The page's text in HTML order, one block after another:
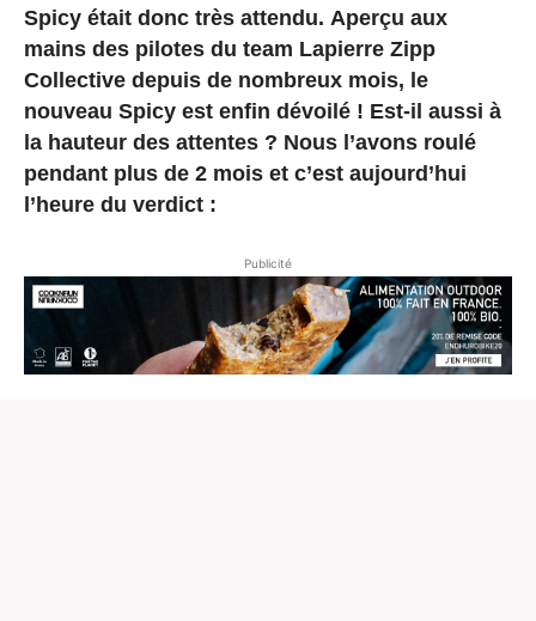
Spicy était donc très attendu. Aperçu aux
mains des pilotes du team Lapierre Zipp
Collective depuis de nombreux mois, le
nouveau Spicy est enfin dévoilé ! Est-il aussi à
la hauteur des attentes ? Nous l’avons roulé
pendant plus de 2 mois et c’est aujourd’hui
l’heure du verdict :
Publicité